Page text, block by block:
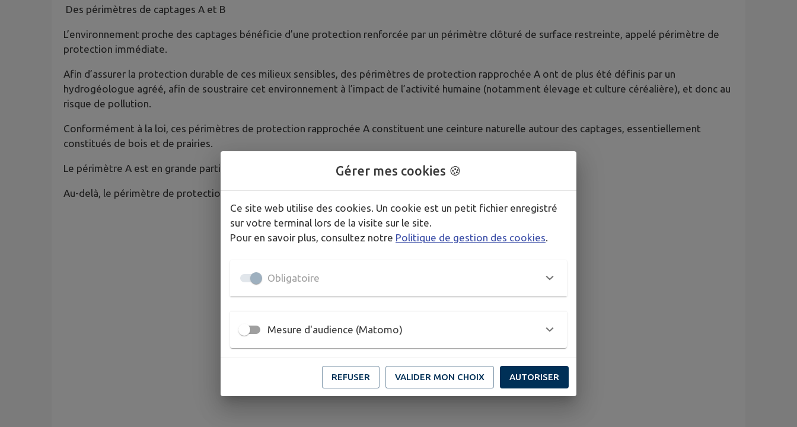
Des périmètres de captages A et B
L’environnement proche des captages bénéficie d’une protection renforcée par un périmètre clôturé de surface restreinte, appelé périmètre de
protection immédiate.
Afin d’assurer la protection durable de ces milieux sensibles, des périmètres de protection rapprochée A ont de plus été définis par un
hydrogéologue agréé, afin de soustraire cet environnement à l’impact de l’activité humaine (notamment élevage et culture céréalière), et donc au
risque de pollution.
Conformément à la loi, ces périmètres de protection rapprochée A constituent une ceinture naturelle autour des captages, essentiellement
constitués de bois et de prairies.
Le périmètre A est en grande partie constitué de propriétés privées communales.
Au-delà, le périmètre de protection B, un peu plus éloigné, renforce encore le dispositif de protection.
Zone de Captage du Pouldu
Gérer mes cookies 🍪
Ce site web utilise des cookies. Un cookie est un petit fichier enregistré
sur votre terminal lors de la visite sur le site.
Pour en savoir plus, consultez notre Politique de gestion des cookies
Obligatoire
Mesure d'audience (Matomo)
REFUSER VALIDER MON CHOIX AUTORISER